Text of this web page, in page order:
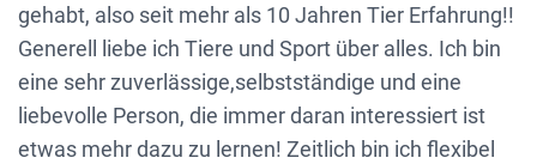
gehabt, also seit mehr als 10 Jahren Tier Erfahrung!!
Generell liebe ich Tiere und Sport über alles. Ich bin
eine sehr zuverlässige,selbstständige und eine
liebevolle Person, die immer daran interessiert ist
etwas mehr dazu zu lernen! Zeitlich bin ich flexibel